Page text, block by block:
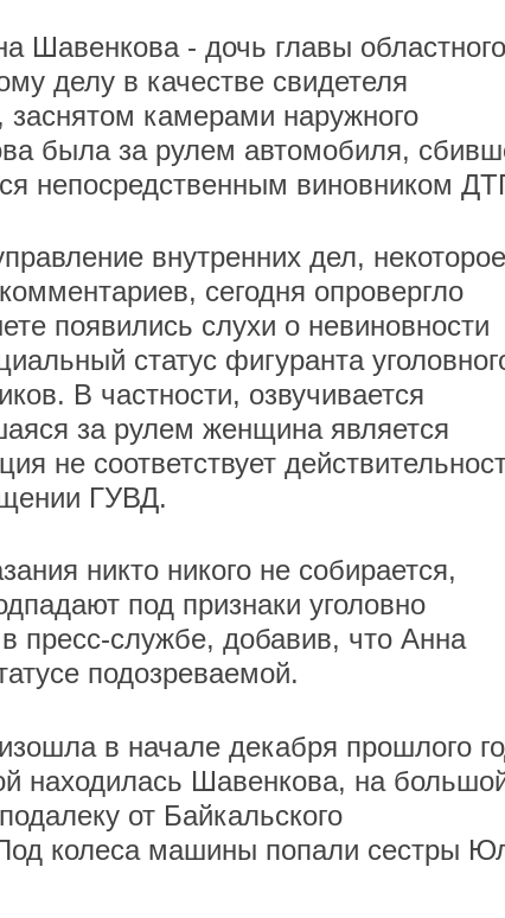
- дочь главы областного
делу в качестве свидетеля
камерами наружного
была за рулем автомобиля,
непосредственным виновником
внутренних дел, некоторое
сегодня опровергло
появились слухи о невиновности
статус фигуранта
В частности, озвучивается
за рулем женщина является
не соответствует
ГУВД.
никто никого не собирается,
под признаки уголовно
пресс-службе, добавив, что Анна
подозреваемой.
в начале декабря прошлого
находилась Шавенкова, на
от Байкальского
Под колеса машины попали сестры